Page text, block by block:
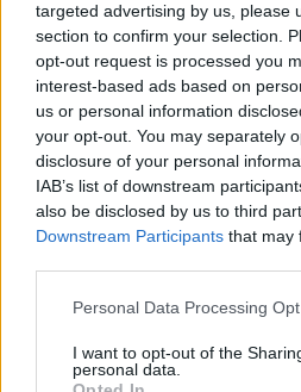
targeted advertising by us, please
section to confirm your selection.
opt-out request is processed you
interest-based ads based on
us or personal information
your opt-out. You may separately
disclosure of your personal
IAB’s list of downstream
also be disclosed by us to third
Downstream Participants that may
Please note that this website/app
not limited to your visit or usage
grant or deny consent to Google
Personal Data Processing
I want to opt-out of the
personal data.
Psiquiatría forense y
perspectiva del doctor
El doctor Cabrera, experto en